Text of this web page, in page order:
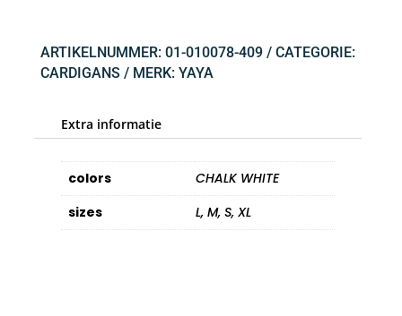
ARTIKELNUMMER: 01-010078-409
CATEGORIE:
CARDIGANS
MERK: YAYA
Extra informatie
colors
CHALK WHITE
sizes
L, M, S, XL